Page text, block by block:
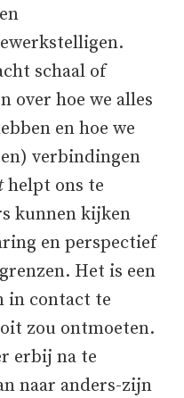
schaal of
over hoe we alles
en hoe we
verbindingen
helpt ons te
kunnen kijken
en perspectief
Het is een
in contact te
zou ontmoeten.
erbij na te
naar anders-zijn